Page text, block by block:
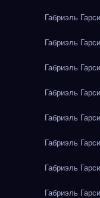
Габриэль
Габриэль
Габриэль
Габриэль
Габриэль
Габриэль
Габриэль
Габриэль